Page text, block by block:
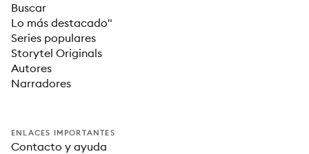
Buscar
Lo más destacado"
Series populares
Storytel Originals
Autores
Narradores
ENLACES IMPORTANTES
Contacto y ayuda